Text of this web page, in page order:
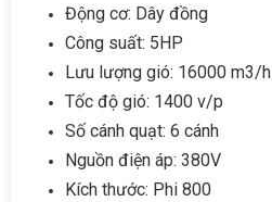
Động cơ: Dây đồng
Công suất: 5HP
Lưu lượng gió: 16000 m3/h
Tốc độ gió: 1400 v/p
Số cánh quạt: 6 cánh
Nguồn điện áp: 380V
Kích thước: Phi 800